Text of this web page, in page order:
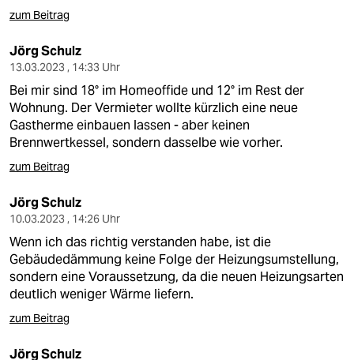
zum Beitrag
Jörg Schulz
13.03.2023 , 14:33 Uhr
Bei mir sind 18° im Homeoffide und 12° im Rest der
Wohnung. Der Vermieter wollte kürzlich eine neue
Gastherme einbauen lassen - aber keinen
Brennwertkessel, sondern dasselbe wie vorher.
zum Beitrag
Jörg Schulz
10.03.2023 , 14:26 Uhr
Wenn ich das richtig verstanden habe, ist die
Gebäudedämmung keine Folge der Heizungsumstellung,
sondern eine Voraussetzung, da die neuen Heizungsarten
deutlich weniger Wärme liefern.
zum Beitrag
Jörg Schulz